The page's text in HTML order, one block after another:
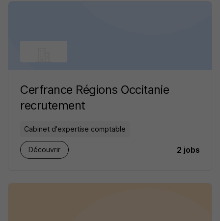
Cerfrance Régions Occitanie
recrutement
Cabinet d'expertise comptable
Découvrir 2 jobs